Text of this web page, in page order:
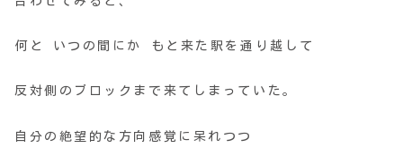
何と いつの間にか もと来た駅を通り越して
反対側のブロックまで来てしまっていた。
自分の絶望的な方向感覚に呆れつつ